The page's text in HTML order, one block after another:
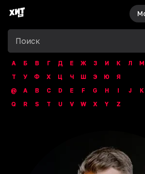
А Б В Г Д Е Ж З И К Л М
Т
У Ф Х Ц Ч Ш Э Ю
Я
@
A B C D E F G H I J K
Q
R S T U V W X Y Z